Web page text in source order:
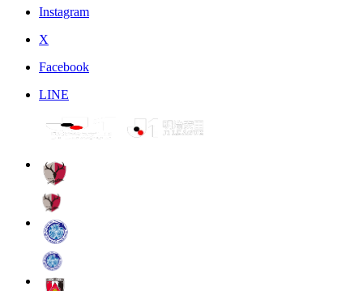
Instagram
X
Facebook
LINE